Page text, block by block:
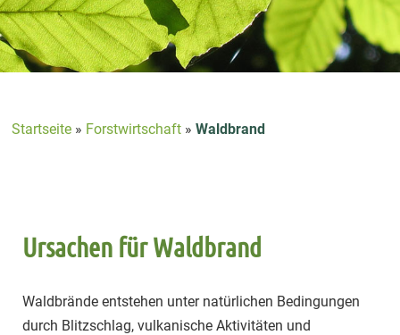
Startseite » Forstwirtschaft »Waldbrand
Ursachen für Waldbrand
Waldbrände entstehen unter natürlichen Bedingungen
durch Blitzschlag, vulkanische Aktivitäten und